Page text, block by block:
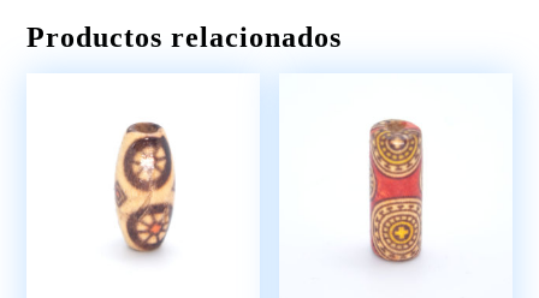
Productos relacionados